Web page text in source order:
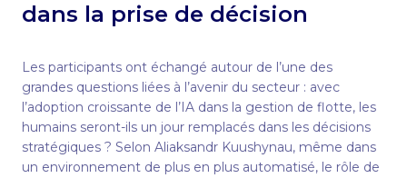
dans la prise de décision
Les participants ont échangé autour de l’une des
grandes questions liées à l’avenir du secteur : avec
l’adoption croissante de l’IA dans la gestion de flotte, les
humains seront-ils un jour remplacés dans les décisions
stratégiques ? Selon Aliaksandr Kuushynau, même dans
un environnement de plus en plus automatisé, le rôle de